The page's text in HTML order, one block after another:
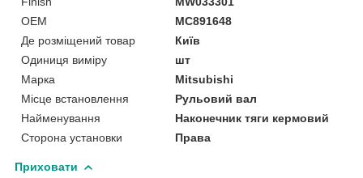
OEM
MC891648
Де розміщений товар
Київ
Одиниця виміру
шт
Марка
Mitsubishi
Місце встановлення
Рульовий вал
Найменування
Наконечник тяги кермовий
Сторона установки
Права
Приховати